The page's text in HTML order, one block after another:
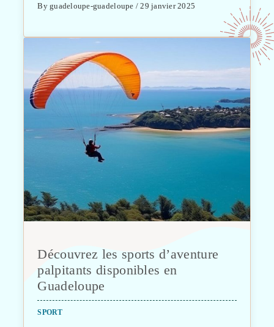
By guadeloupe-guadeloupe / 29 janvier 2025
Découvrez les sports d’aventure
palpitants disponibles en
Guadeloupe
SPORT